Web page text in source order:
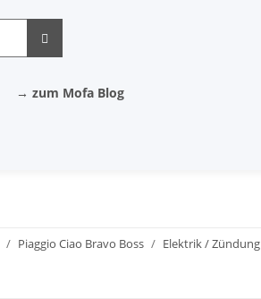
→ zum Mofa Blog
Piaggio Ciao Bravo Boss Elektrik / Zündung